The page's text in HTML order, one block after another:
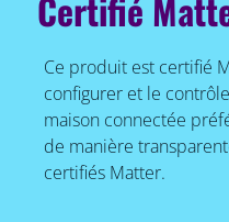
Certifié
Ce produit est certifié
configurer et le
maison connectée
de manière
certifiés Matter.